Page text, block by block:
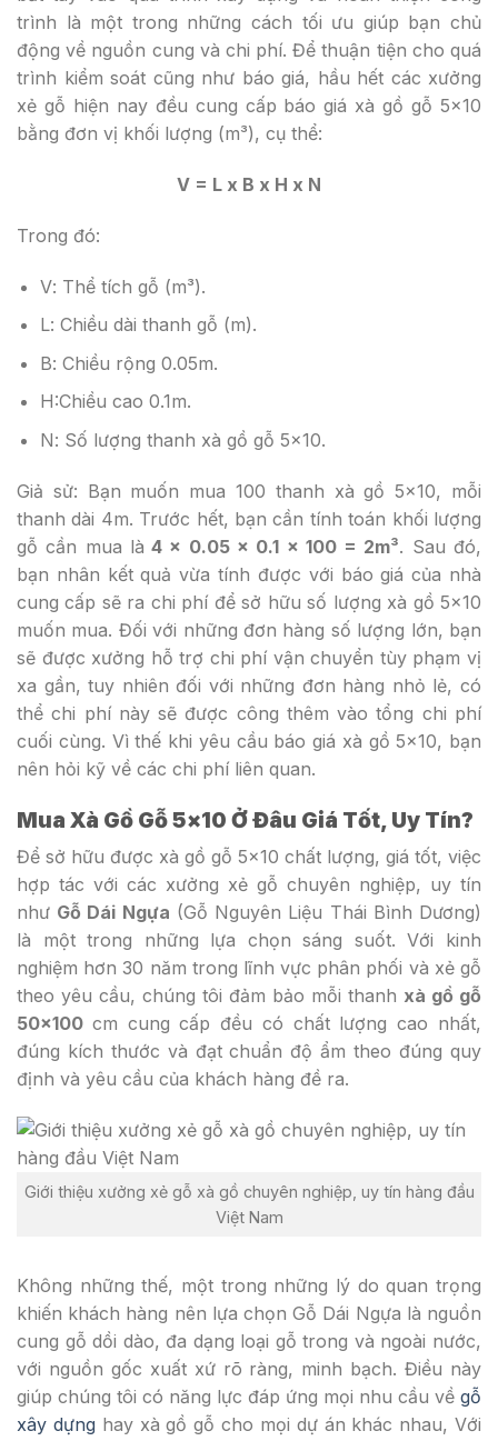
trình là một trong những cách tối ưu giúp bạn chủ
động về nguồn cung và chi phí. Để thuận tiện cho quá
trình kiểm soát cũng như báo giá, hầu hết các xưởng
xẻ gỗ hiện nay đều cung cấp báo giá xà gồ gỗ 5×10
bằng đơn vị khối lượng (m³), cụ thể:
V = L x B x H x N
Trong đó:
V: Thể tích gỗ (m³).
L: Chiều dài thanh gỗ (m).
B: Chiều rộng 0.05m.
H:Chiều cao 0.1m.
N: Số lượng thanh xà gồ gỗ 5×10.
Giả sử: Bạn muốn mua 100 thanh xà gồ 5×10, mỗi
thanh dài 4m. Trước hết, bạn cần tính toán khối lượng
gỗ cần mua là 4 x 0.05 x 0.1 x 100 = 2m³. Sau đó,
bạn nhân kết quả vừa tính được với báo giá của nhà
cung cấp sẽ ra chi phí để sở hữu số lượng xà gồ 5×10
muốn mua. Đối với những đơn hàng số lượng lớn, bạn
sẽ được xưởng hỗ trợ chi phí vận chuyển tùy phạm vị
xa gần, tuy nhiên đối với những đơn hàng nhỏ lẻ, có
thể chi phí này sẽ được công thêm vào tổng chi phí
cuối cùng. Vì thế khi yêu cầu báo giá xà gồ 5×10, bạn
nên hỏi kỹ về các chi phí liên quan.
Mua Xà Gồ Gỗ 5×10 Ở Đâu Giá Tốt, Uy Tín?
Để sở hữu được xà gồ gỗ 5×10 chất lượng, giá tốt, việc
hợp tác với các xưởng xẻ gỗ chuyên nghiệp, uy tín
như Gỗ Dái Ngựa (Gỗ Nguyên Liệu Thái Bình Dương)
là một trong những lựa chọn sáng suốt. Với kinh
nghiệm hơn 30 năm trong lĩnh vực phân phối và xẻ gỗ
theo yêu cầu, chúng tôi đảm bảo mỗi thanh xà gồ gỗ
50×100 cm cung cấp đều có chất lượng cao nhất,
đúng kích thước và đạt chuẩn độ ẩm theo đúng quy
định và yêu cầu của khách hàng đề ra.
Giới thiệu xưởng xẻ gỗ xà gồ chuyên nghiệp, uy tín hàng đầu
Việt Nam
Không những thế, một trong những lý do quan trọng
khiến khách hàng nên lựa chọn Gỗ Dái Ngựa là nguồn
cung gỗ dồi dào, đa dạng loại gỗ trong và ngoài nước,
với nguồn gốc xuất xứ rõ ràng, minh bạch. Điều này
giúp chúng tôi có năng lực đáp ứng mọi nhu cầu về gỗ
xây dựng hay xà gồ gỗ cho mọi dự án khác nhau, Với